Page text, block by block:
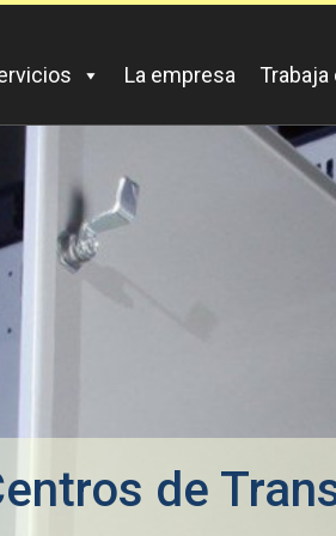
La empresa
de